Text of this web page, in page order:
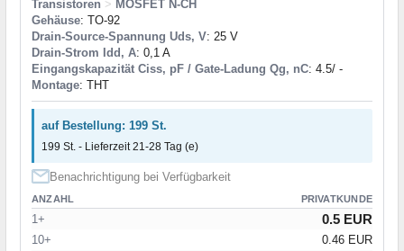
Transistoren > MOSFET N-CH
Gehäuse: TO-92
Drain-Source-Spannung Uds, V: 25 V
Drain-Strom Idd, A: 0,1 A
Eingangskapazität Ciss, pF / Gate-Ladung Qg, nC: 4.5/ -
Montage: THT
auf Bestellung: 199 St.
199 St. - Lieferzeit 21-28 Tag (e)
Benachrichtigung bei Verfügbarkeit
ANZAHL PRIVATKUNDE
1+ 0.5 EUR
10+
0.46 EUR